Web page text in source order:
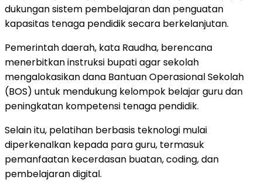
dukungan sistem pembelajaran dan penguatan
kapasitas tenaga pendidik secara berkelanjutan.
Pemerintah daerah, kata Raudha, berencana
menerbitkan instruksi bupati agar sekolah
mengalokasikan dana Bantuan Operasional Sekolah
(BOS) untuk mendukung kelompok belajar guru dan
peningkatan kompetensi tenaga pendidik.
Selain itu, pelatihan berbasis teknologi mulai
diperkenalkan kepada para guru, termasuk
pemanfaatan kecerdasan buatan, coding, dan
pembelajaran digital.